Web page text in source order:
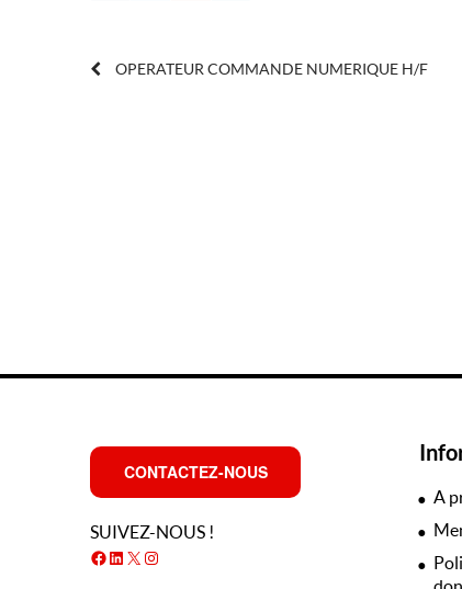
POST
OPERATEUR COMMANDE NUMERIQUE H/F
CONTACTEZ-NOUS
SUIVEZ-NOUS !
Facebook
LinkedIn
X Instagram
A